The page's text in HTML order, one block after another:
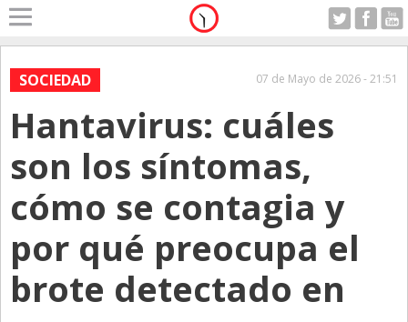
Home
A Motor
Alerta
Anticipo
Campo
Carrera & Emprendedores
Club House
Coleccionistas
Con Estilo
Viernes 07.08.2026
SOCIEDAD 07 de Mayo de 2026 - 21:51
Hantavirus: cuáles
son los síntomas,
cómo se contagia y
por qué preocupa el
brote detectado en